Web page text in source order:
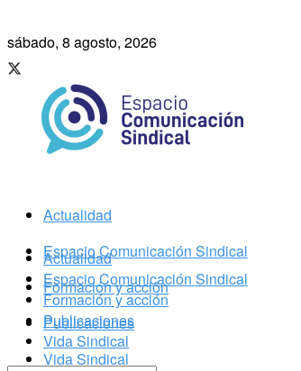
sábado, 8 agosto, 2026
Actualidad
Espacio Comunicación Sindical
Formación y acción
Publicaciones
Vida Sindical
Actualidad
Espacio Comunicación Sindical
Formación y acción
Publicaciones
Vida Sindical